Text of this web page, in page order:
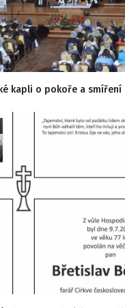
kapli o pokoře a smíření